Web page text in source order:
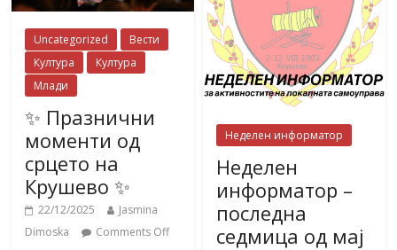
Uncategorized
Вести
Култура
Култура
Млади
✨ Празнични
моменти од
срцето на
Крушево ✨
22/12/2025
Jasmina
Dimoska
Comments Off
Неделен информатор
Неделен
информатор –
последна
седмица од мај